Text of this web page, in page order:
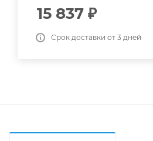
15 837 ₽
Срок доставки от 3 дней